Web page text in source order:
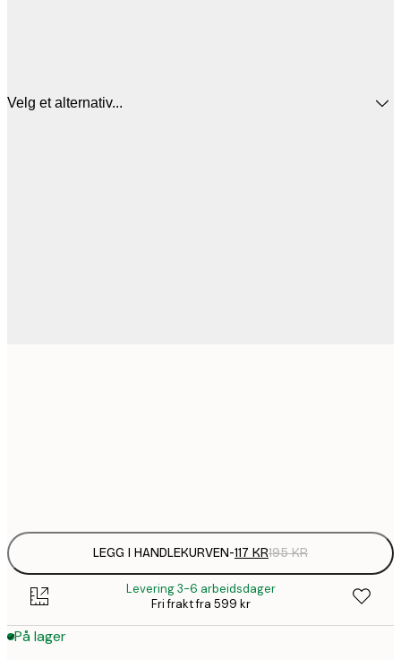
Velg et alternativ...
LEGG I HANDLEKURVEN-117 KR195 KR
Levering 3-6 arbeidsdager
Fri frakt fra 599 kr
På lager